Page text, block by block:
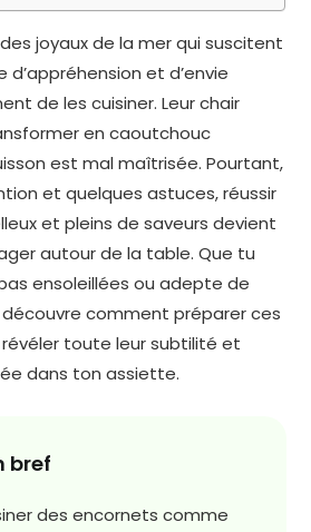
joyaux de la mer qui suscitent
et d’envie
de les cuisiner. Leur chair
en caoutchouc
est mal maîtrisée. Pourtant,
et quelques astuces, réussir
et pleins de saveurs devient
autour de la table. Que tu
ensoleillées ou adepte de
comment préparer ces
toute leur subtilité et
dans ton assiette.
bref
des encornets comme